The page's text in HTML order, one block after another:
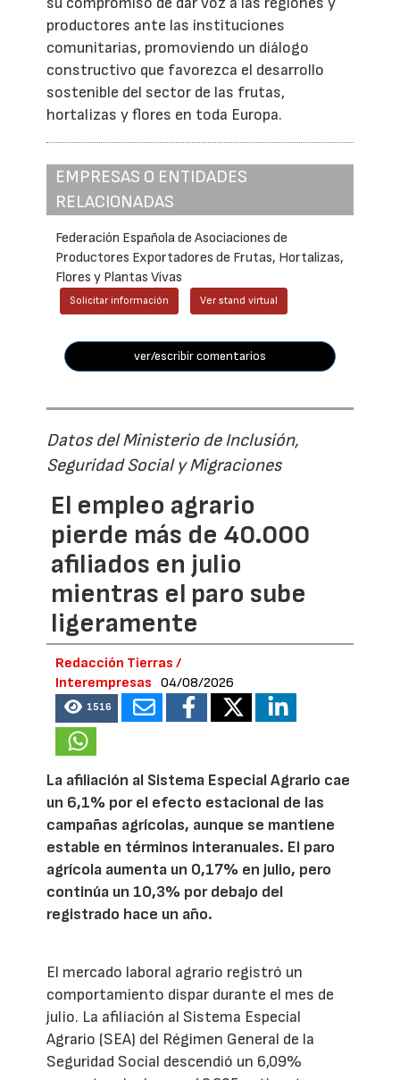
productores ante las instituciones
comunitarias, promoviendo un diálogo
constructivo que favorezca el desarrollo
sostenible del sector de las frutas,
hortalizas y flores en toda Europa.
EMPRESAS O ENTIDADES
RELACIONADAS
Federación Española de Asociaciones de
Productores Exportadores de Frutas, Hortalizas,
Flores y Plantas Vivas
Solicitar información Ver stand virtual
ver/escribir comentarios
Datos del Ministerio de Inclusión,
Seguridad Social y Migraciones
El empleo agrario
pierde más de 40.000
afiliados en julio
mientras el paro sube
ligeramente
Redacción Tierras /
Interempresas
04/08/2026
1516
La afiliación al Sistema Especial Agrario cae
un 6,1% por el efecto estacional de las
campañas agrícolas, aunque se mantiene
estable en términos interanuales. El paro
agrícola aumenta un 0,17% en julio, pero
continúa un 10,3% por debajo del
registrado hace un año.
El mercado laboral agrario registró un
comportamiento dispar durante el mes de
julio. La afiliación al Sistema Especial
Agrario (SEA) del Régimen General de la
Seguridad Social descendió un 6,09%